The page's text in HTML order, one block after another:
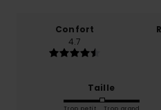
Confort
4.7
Taille